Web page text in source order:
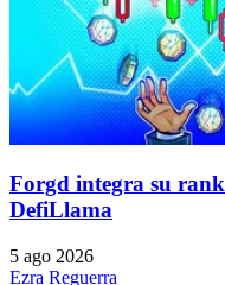
Forgd integra su
DefiLlama
5 ago 2026
Ezra Reguerra